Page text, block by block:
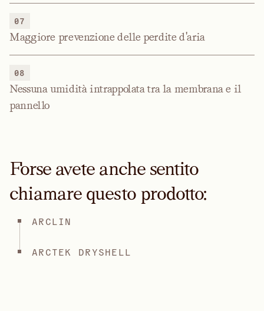
07
Maggiore prevenzione delle perdite d'aria
08
Nessuna umidità intrappolata tra la membrana e il
pannello
Forse avete anche sentito
chiamare questo prodotto:
ARCLIN
ARCTEK DRYSHELL